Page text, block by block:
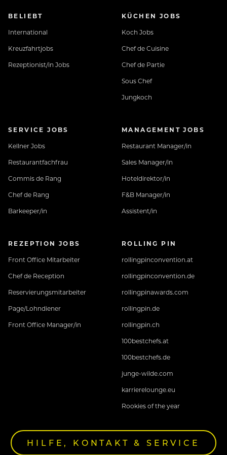
BELIEBT
International
Kreuzfahrtjobs
Rezeptionist/in Jobs
KÜCHEN JOBS
Koch Jobs
Chef de Cuisine
Chef de Partie
Sous Chef
Jungkoch
SERVICE JOBS
Kellner Jobs
Restaurantfachfrau
Commis de Rang
Chef de Rang
Barkeeper/in
MANAGEMENT JOBS
Restaurant Manager/in
Sales Manager/in
Hoteldirektor/in
F&B Manager/in
Assistent/in
REZEPTION JOBS
Front Office Mitarbeiter
Chef de Reception
Reservierungsmitarbeiter
Page/Lohndiener
Front Office Manager/in
ROLLING PIN
rollingpinconvention.at
rollingpinconvention.de
rollingpinawards.com
rollingpin.de
rollingpin.ch
100bestchefs.at
100bestchefs.de
junge-wilde.com
karrierelounge.eu
Rookies of the year
HILFE, KONTAKT & SERVICE